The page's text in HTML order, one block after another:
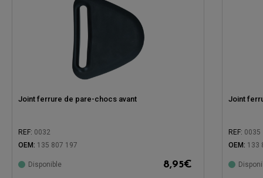
Joint ferrure de pare-chocs avant
REF: 0032
OEM: 135 807 197
Disponible 8,95€
Joint
REF: 0035
OEM: 133